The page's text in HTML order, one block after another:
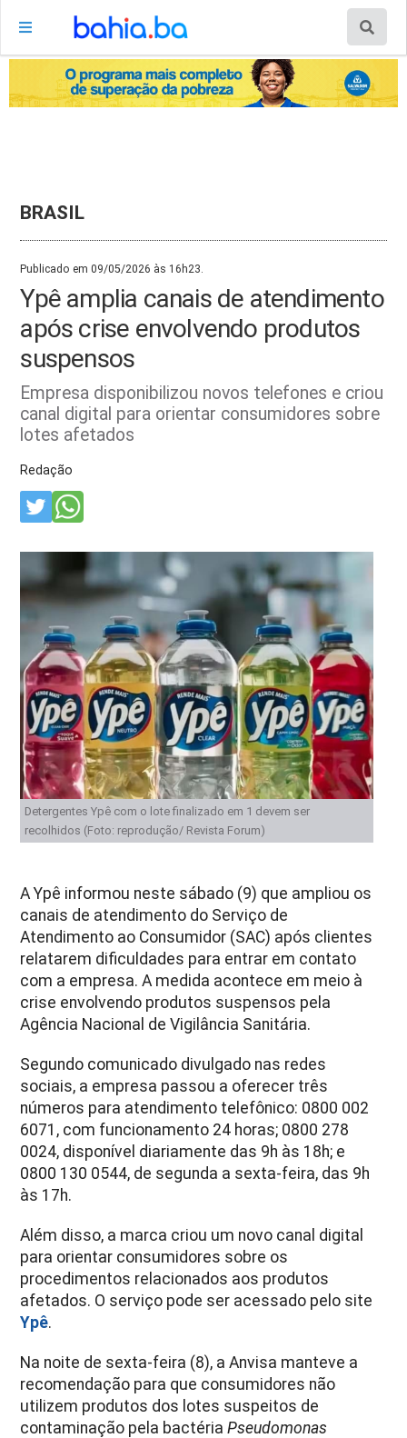
BRASIL
Publicado em 09/05/2026 às 16h23.
Ypê amplia canais de atendimento
após crise envolvendo produtos
suspensos
Empresa disponibilizou novos telefones e criou
canal digital para orientar consumidores sobre
lotes afetados
Redação
Detergentes Ypê com o lote finalizado em 1 devem ser
recolhidos (Foto: reprodução/ Revista Forum)
AYpê informou neste sábado (9) que ampliou os
canais de atendimento do Serviço de
Atendimento ao Consumidor (SAC) após clientes
relatarem dificuldades para entrar em contato
com a empresa. A medida acontece em meio à
crise envolvendo produtos suspensos pela
Agência Nacional de Vigilância Sanitária.
Segundo comunicado divulgado nas redes
sociais, a empresa passou a oferecer três
números para atendimento telefônico: 0800 002
6071, com funcionamento 24 horas; 0800 278
0024, disponível diariamente das 9h às 18h; e
0800 130 0544, de segunda a sexta-feira, das 9h
às 17h.
Além disso, a marca criou um novo canal digital
para orientar consumidores sobre os
procedimentos relacionados aos produtos
afetados. O serviço pode ser acessado pelo site
Ypê.
Na noite de sexta-feira (8), a Anvisa manteve a
recomendação para que consumidores não
utilizem produtos dos lotes suspeitos de
contaminação pela bactériaPseudomonas